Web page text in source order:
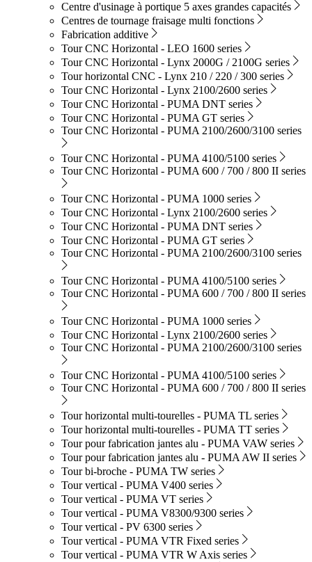
Centre d'usinage à portique 5 axes grandes capacités
Centres de tournage fraisage multi fonctions
Fabrication additive
Tour CNC Horizontal - LEO 1600 series
Tour CNC Horizontal - Lynx 2000G / 2100G series
Tour horizontal CNC - Lynx 210 / 220 / 300 series
Tour CNC Horizontal - Lynx 2100/2600 series
Tour CNC Horizontal - PUMA DNT series
Tour CNC Horizontal - PUMA GT series
Tour CNC Horizontal - PUMA 2100/2600/3100 series
Tour CNC Horizontal - PUMA 4100/5100 series
Tour CNC Horizontal - PUMA 600 / 700 / 800 II series
Tour CNC Horizontal - PUMA 1000 series
Tour CNC Horizontal - Lynx 2100/2600 series
Tour CNC Horizontal - PUMA DNT series
Tour CNC Horizontal - PUMA GT series
Tour CNC Horizontal - PUMA 2100/2600/3100 series
Tour CNC Horizontal - PUMA 4100/5100 series
Tour CNC Horizontal - PUMA 600 / 700 / 800 II series
Tour CNC Horizontal - PUMA 1000 series
Tour CNC Horizontal - Lynx 2100/2600 series
Tour CNC Horizontal - PUMA 2100/2600/3100 series
Tour CNC Horizontal - PUMA 4100/5100 series
Tour CNC Horizontal - PUMA 600 / 700 / 800 II series
Tour horizontal multi-tourelles - PUMA TL series
Tour horizontal multi-tourelles - PUMA TT series
Tour pour fabrication jantes alu - PUMA VAW series
Tour pour fabrication jantes alu - PUMA AW II series
Tour bi-broche - PUMA TW series
Tour vertical - PUMA V400 series
Tour vertical - PUMA VT series
Tour vertical - PUMA V8300/9300 series
Tour vertical - PV 6300 series
Tour vertical - PUMA VTR Fixed series
Tour vertical - PUMA VTR W Axis series